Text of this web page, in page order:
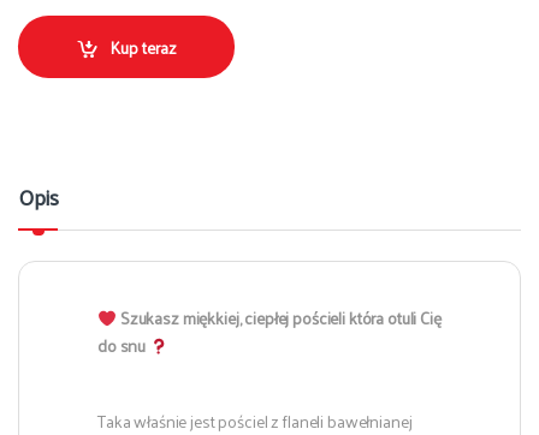
Kup teraz
Opis
Szukasz miękkiej, ciepłej pościeli która otuli Cię
do snu
Taka właśnie jest pościel z flaneli bawełnianej